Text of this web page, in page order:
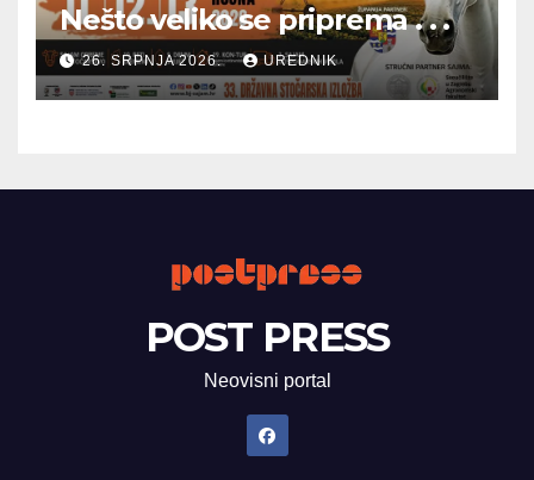
Nešto veliko se priprema . . .
26. SRPNJA 2026. UREDNIK
POST PRESS
Neovisni portal